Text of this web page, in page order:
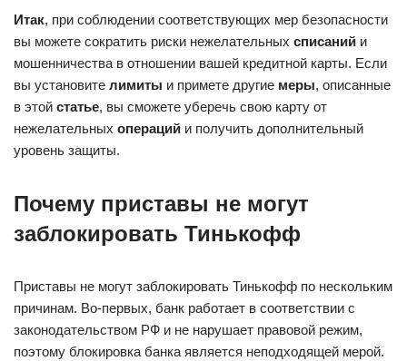
Итак, при соблюдении соответствующих мер безопасности
вы можете сократить риски нежелательных списаний и
мошенничества в отношении вашей кредитной карты. Если
вы установите лимиты и примете другие меры, описанные
в этой статье, вы сможете уберечь свою карту от
нежелательных операций и получить дополнительный
уровень защиты.
Почему приставы не могут
заблокировать Тинькофф
Приставы не могут заблокировать Тинькофф по нескольким
причинам. Во-первых, банк работает в соответствии с
законодательством РФ и не нарушает правовой режим,
поэтому блокировка банка является неподходящей мерой.